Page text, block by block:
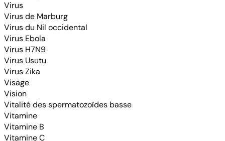
Virus
Virus de Marburg
Virus du Nil occidental
Virus Ebola
Virus H7N9
Virus Usutu
Virus Zika
Visage
Vision
Vitalité des spermatozoïdes basse
Vitamine
Vitamine B
Vitamine C